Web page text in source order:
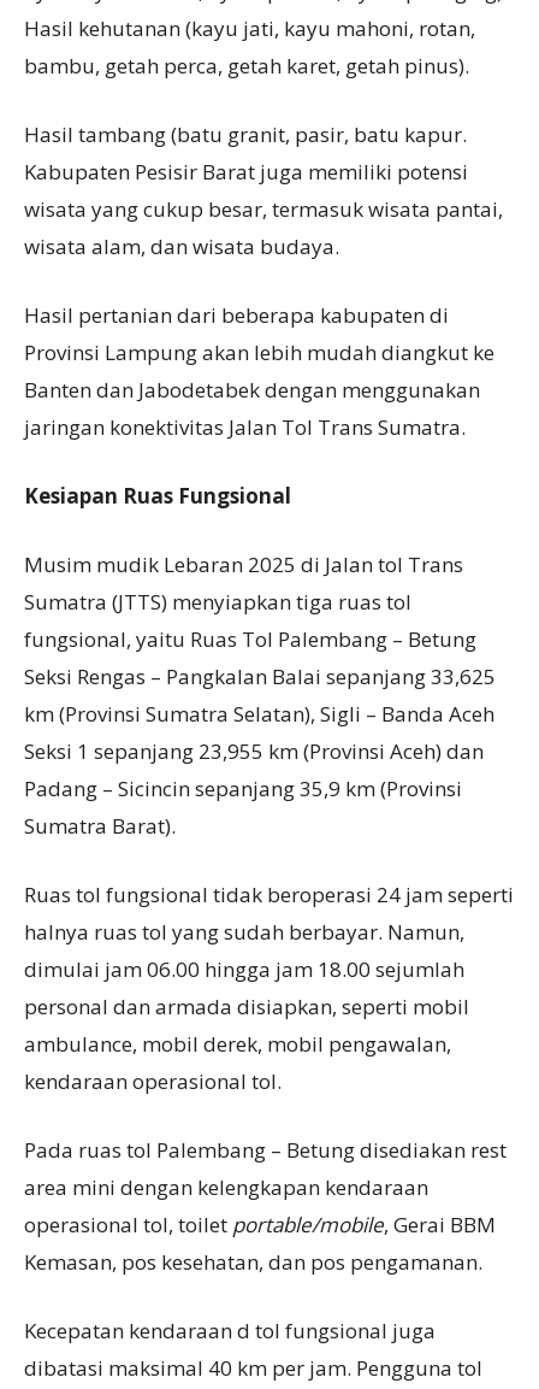
Hasil kehutanan (kayu jati, kayu mahoni, rotan,
bambu, getah perca, getah karet, getah pinus).
Hasil tambang (batu granit, pasir, batu kapur.
Kabupaten Pesisir Barat juga memiliki potensi
wisata yang cukup besar, termasuk wisata pantai,
wisata alam, dan wisata budaya.
Hasil pertanian dari beberapa kabupaten di
Provinsi Lampung akan lebih mudah diangkut ke
Banten dan Jabodetabek dengan menggunakan
jaringan konektivitas Jalan Tol Trans Sumatra.
Kesiapan Ruas Fungsional
Musim mudik Lebaran 2025 di Jalan tol Trans
Sumatra (JTTS) menyiapkan tiga ruas tol
fungsional, yaitu Ruas Tol Palembang – Betung
Seksi Rengas – Pangkalan Balai sepanjang 33,625
km (Provinsi Sumatra Selatan), Sigli – Banda Aceh
Seksi 1 sepanjang 23,955 km (Provinsi Aceh) dan
Padang – Sicincin sepanjang 35,9 km (Provinsi
Sumatra Barat).
Ruas tol fungsional tidak beroperasi 24 jam seperti
halnya ruas tol yang sudah berbayar. Namun,
dimulai jam 06.00 hingga jam 18.00 sejumlah
personal dan armada disiapkan, seperti mobil
ambulance, mobil derek, mobil pengawalan,
kendaraan operasional tol.
Pada ruas tol Palembang – Betung disediakan rest
area mini dengan kelengkapan kendaraan
operasional tol, toilet portable/mobile, Gerai BBM
Kemasan, pos kesehatan, dan pos pengamanan.
Kecepatan kendaraan d tol fungsional juga
dibatasi maksimal 40 km per jam. Pengguna tol